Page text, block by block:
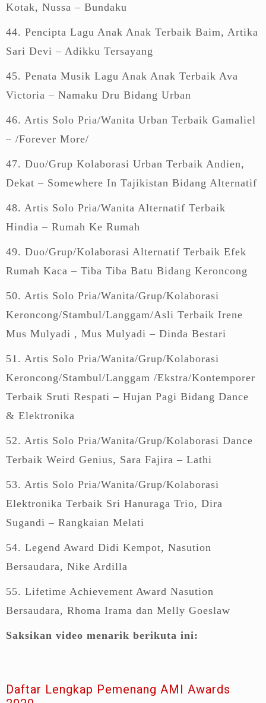
Kotak, Nussa – Bundaku
44. Pencipta Lagu Anak Anak Terbaik Baim, Artika
Sari Devi – Adikku Tersayang
45. Penata Musik Lagu Anak Anak Terbaik Ava
Victoria – Namaku Dru Bidang Urban
46. Artis Solo Pria/Wanita Urban Terbaik Gamaliel
– /Forever More/
47. Duo/Grup Kolaborasi Urban Terbaik Andien,
Dekat – Somewhere In Tajikistan Bidang Alternatif
48. Artis Solo Pria/Wanita Alternatif Terbaik
Hindia – Rumah Ke Rumah
49. Duo/Grup/Kolaborasi Alternatif Terbaik Efek
Rumah Kaca – Tiba Tiba Batu Bidang Keroncong
50. Artis Solo Pria/Wanita/Grup/Kolaborasi
Keroncong/Stambul/Langgam/Asli Terbaik Irene
Mus Mulyadi , Mus Mulyadi – Dinda Bestari
51. Artis Solo Pria/Wanita/Grup/Kolaborasi
Keroncong/Stambul/Langgam /Ekstra/Kontemporer
Terbaik Sruti Respati – Hujan Pagi Bidang Dance
& Elektronika
52. Artis Solo Pria/Wanita/Grup/Kolaborasi Dance
Terbaik Weird Genius, Sara Fajira – Lathi
53. Artis Solo Pria/Wanita/Grup/Kolaborasi
Elektronika Terbaik Sri Hanuraga Trio, Dira
Sugandi – Rangkaian Melati
54. Legend Award Didi Kempot, Nasution
Bersaudara, Nike Ardilla
55. Lifetime Achievement Award Nasution
Bersaudara, Rhoma Irama dan Melly Goeslaw
Saksikan video menarik berikuta ini:
Daftar Lengkap Pemenang AMI Awards